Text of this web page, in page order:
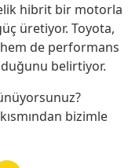
hibrit bir motorla
üretiyor. Toyota,
de performans
belirtiyor.
bizimle